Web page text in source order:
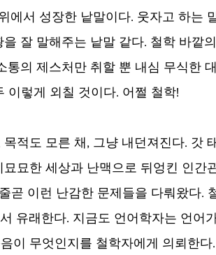
에서 성장한 낱말이다. 웃자고 하는
잘 말해주는 낱말 같다. 철학 바깥
통의 제스처만 취할 뿐 내심 무식한
이렇게 외칠 것이다. 어쩔 철학!
적도 모른 채, 그냥 내던져진다. 갓
묘한 세상과 난맥으로 뒤엉킨 인간
곧 이런 난감한 문제들을 다뤄왔다.
유래한다. 지금도 언어학자는 언어
이 무엇인지를 철학자에게 의뢰한다